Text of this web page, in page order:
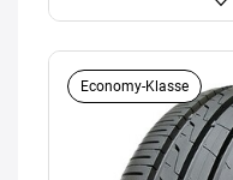
Economy-Klasse